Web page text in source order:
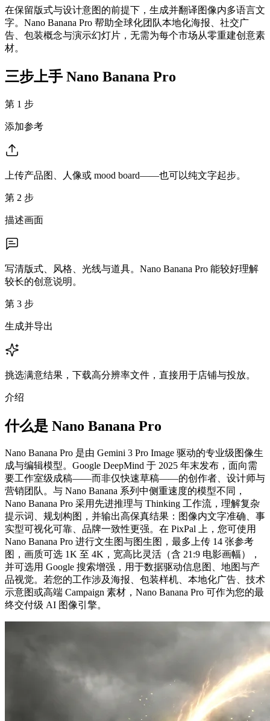
在保留版式与设计意图的前提下，生成并翻译图像内多语言文
字。Nano Banana Pro 帮助全球化团队本地化海报、社交广
告、包装概念与演示幻灯片，无需为每个市场从零重建创意素
材。
三步上手 Nano Banana Pro
第 1 步
添加参考
上传产品图、人像或 mood board——也可以纯文字起步。
第 2 步
描述画面
写清版式、风格、光线与道具。Nano Banana Pro 能较好理解
较长的创意说明。
第 3 步
生成并导出
挑选满意结果，下载高分辨率文件，直接用于店铺与投放。
介绍
什么是 Nano Banana Pro
Nano Banana Pro 是由 Gemini 3 Pro Image 驱动的专业级图像生
成与编辑模型。Google DeepMind 于 2025 年末发布，面向需
要工作室级成稿——而非仅快速草稿——的创作者、设计师与
营销团队。与 Nano Banana 系列中侧重速度的模型不同，
Nano Banana Pro 采用先进推理与 Thinking 工作流，理解复杂
提示词、规划构图，并输出高保真结果：图像内文字准确、事
实型可视化可靠、品牌一致性更强。在 PixPal 上，您可使用
Nano Banana Pro 进行文生图与图生图，最多上传 14 张参考
图，画质可选 1K 至 4K，宽高比灵活（含 21:9 电影画幅），
并可选用 Google 搜索增强，用于数据驱动信息图、地图与产
品视觉。若您的工作涉及海报、包装样机、本地化广告、技术
示意图或高端 Campaign 素材，Nano Banana Pro 可作为您的最
终交付级 AI 图像引擎。